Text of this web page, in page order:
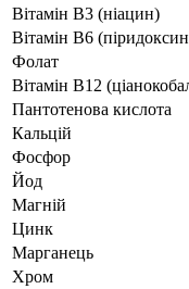
Вітамін B3 (ніацин)
Вітамін B6
Фолат
Вітамін B12
Пантотенова кислота
Кальцій
Фосфор
Йод
Магній
Цинк
Марганець
Хром